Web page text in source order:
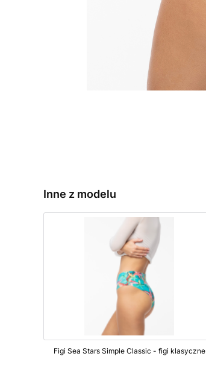
Inne z modelu
Figi Sea Stars Simple Classic - figi klasyczne